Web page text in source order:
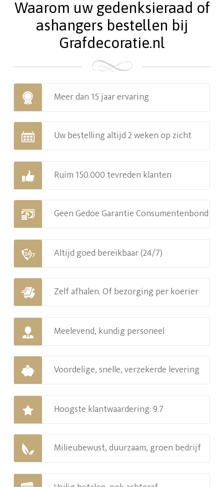
Waarom uw gedenksieraad of
ashangers bestellen bij
Grafdecoratie.nl
Meer dan 15 jaar ervaring
Uw bestelling altijd 2 weken op zicht
Ruim 150.000 tevreden klanten
Geen Gedoe Garantie Consumentenbond
Altijd goed bereikbaar (24/7)
Zelf afhalen. Of bezorging per koerier
Meelevend, kundig personeel
Voordelige, snelle, verzekerde levering
Hoogste klantwaardering: 9.7
Milieubewust, duurzaam, groen bedrijf